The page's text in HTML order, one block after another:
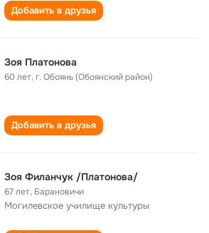
Добавить в друзья
Зоя Платонова
60 лет,г. Обоянь (Обоянский район)
Добавить в друзья
Зоя Филанчук /Платонова/
67 лет, Барановичи
Могилевское училище культуры